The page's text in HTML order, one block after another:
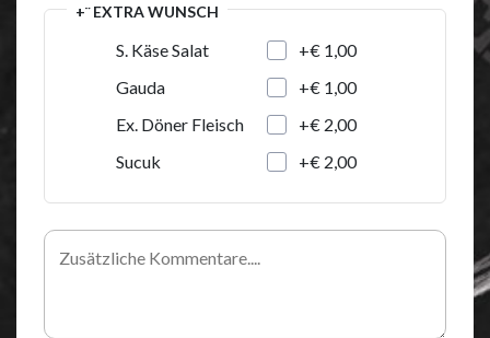
+¨ EXTRA WUNSCH
S. Käse Salat
+€ 1,00
Gauda
+€ 1,00
Ex. Döner Fleisch
+€ 2,00
Sucuk
+€ 2,00